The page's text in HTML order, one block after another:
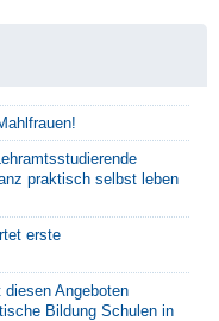
praktisch selbst leben
erste
Angeboten
Bildung Schulen in